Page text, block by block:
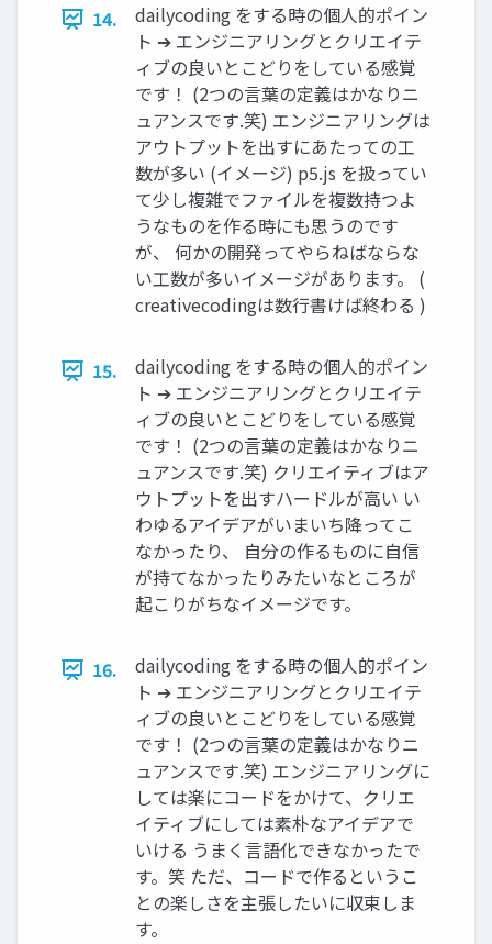
14.
dailycoding をする時の個人的ポイン
ト ➔ エンジニアリングとクリエイテ
ィブの良いとこどりをしている感覚
です！ (2つの言葉の定義はかなりニ
ュアンスです.笑) エンジニアリングは
アウトプットを出すにあたっての工
数が多い (イメージ) p5.js を扱ってい
て少し複雑でファイルを複数持つよ
うなものを作る時にも思うのです
が、 何かの開発ってやらねばならな
い工数が多いイメージがあります。 (
creativecodingは数行書けば終わる )
15.
dailycoding をする時の個人的ポイン
ト ➔ エンジニアリングとクリエイテ
ィブの良いとこどりをしている感覚
です！ (2つの言葉の定義はかなりニ
ュアンスです.笑) クリエイティブはア
ウトプットを出すハードルが高い い
わゆるアイデアがいまいち降ってこ
なかったり、 自分の作るものに自信
が持てなかったりみたいなところが
起こりがちなイメージです。
16.
dailycoding をする時の個人的ポイン
ト ➔ エンジニアリングとクリエイテ
ィブの良いとこどりをしている感覚
です！ (2つの言葉の定義はかなりニ
ュアンスです.笑) エンジニアリングに
しては楽にコードをかけて、クリエ
イティブにしては素朴なアイデアで
いける うまく言語化できなかったで
す。笑 ただ、コードで作るというこ
との楽しさを主張したいに収束しま
す。